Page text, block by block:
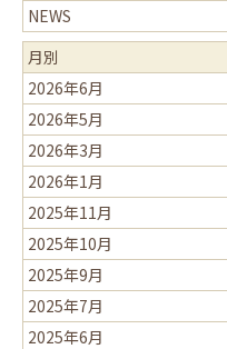
NEWS
月別
2026年6月
2026年5月
2026年3月
2026年1月
2025年11月
2025年10月
2025年9月
2025年7月
2025年6月